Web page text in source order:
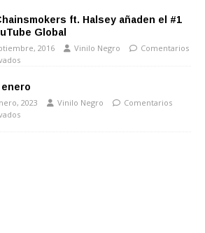
ft. Halsey añaden el #1
Global
2016 Vinilo Negro
Comentarios
enero
2023 Vinilo Negro
Comentarios